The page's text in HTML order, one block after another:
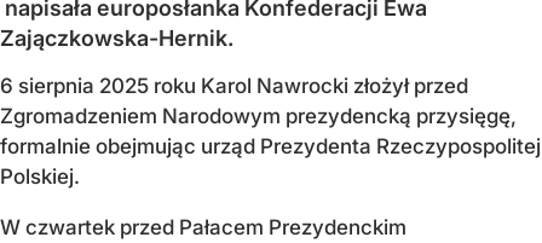
napisała europosłanka Konfederacji Ewa
Zajączkowska-Hernik.
6 sierpnia 2025 roku Karol Nawrocki złożył przed
Zgromadzeniem Narodowym prezydencką przysięgę,
formalnie obejmując urząd Prezydenta Rzeczypospolitej
Polskiej.
W czwartek przed Pałacem Prezydenckim